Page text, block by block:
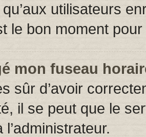
utilisateurs
le bon moment
mon fuseau
sûr d’avoir
il se peut que le